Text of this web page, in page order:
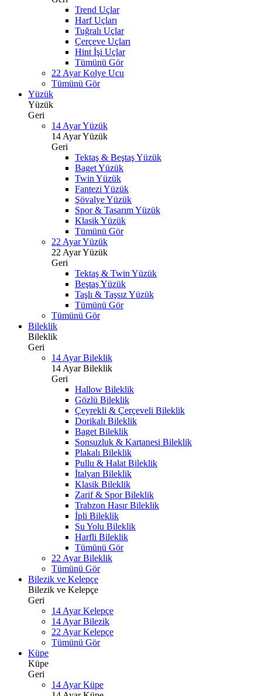
Trend Uçlar
Harf Uçları
Tuğralı Uçlar
Çerçeve Uçları
Hint İşi Uçlar
Tümünü Gör
22 Ayar Kolye Ucu
Tümünü Gör
Yüzük
Yüzük
Geri
14 Ayar Yüzük
14 Ayar Yüzük
Geri
Tektaş & Beştaş Yüzük
Baget Yüzük
Twin Yüzük
Fantezi Yüzük
Şövalye Yüzük
Spor & Tasarım Yüzük
Klasik Yüzük
Tümünü Gör
22 Ayar Yüzük
22 Ayar Yüzük
Geri
Tektaş & Twin Yüzük
Beştaş Yüzük
Taşlı & Taşsız Yüzük
Tümünü Gör
Tümünü Gör
Bileklik
Bileklik
Geri
14 Ayar Bileklik
14 Ayar Bileklik
Geri
Hallow Bileklik
Gözlü Bileklik
Çeyrekli & Çerçeveli Bileklik
Dorikalı Bileklik
Baget Bileklik
Sonsuzluk & Kartanesi Bileklik
Plakalı Bileklik
Pullu & Halat Bileklik
İtalyan Bileklik
Klasik Bileklik
Zarif & Spor Bileklik
Trabzon Hasır Bileklik
İpli Bileklik
Su Yolu Bileklik
Harfli Bileklik
Tümünü Gör
22 Ayar Bileklik
Tümünü Gör
Bilezik ve Kelepçe
Bilezik ve Kelepçe
Geri
14 Ayar Kelepçe
14 Ayar Bilezik
22 Ayar Kelepçe
Tümünü Gör
Küpe
Küpe
Geri
14 Ayar Küpe